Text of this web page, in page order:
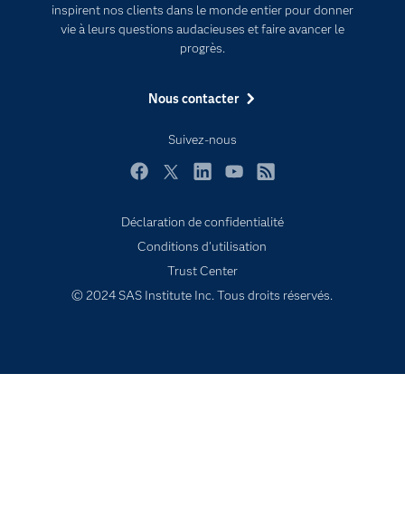
inspirent nos clients dans le monde entier pour donner
vie à leurs questions audacieuses et faire avancer le
progrès.
Nous contacter
Suivez-nous
Pour les enseignants
Entreprise
Formations
Pourquoi SAS ?
SAS Viya
Secteurs d'activité
Solutions
Déclaration de confidentialité
Conditions d'utilisation
Trust Center
© 2024 SAS Institute Inc. Tous droits réservés.